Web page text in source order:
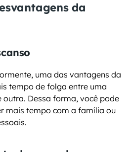
da
tempo de folga entre uma
Dessa forma, você pode
mais tempo com a família ou